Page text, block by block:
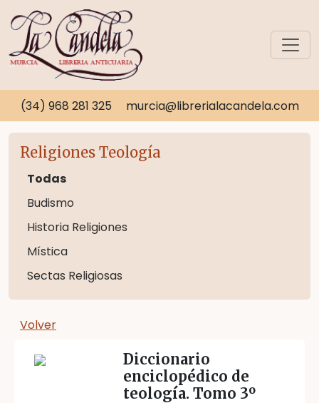
(34) 968 281 325 murcia@librerialacandela.com
Religiones Teología
Todas
Budismo
Historia Religiones
Mística
Sectas Religiosas
Volver
Diccionario
enciclopédico de
teología. Tomo 3º